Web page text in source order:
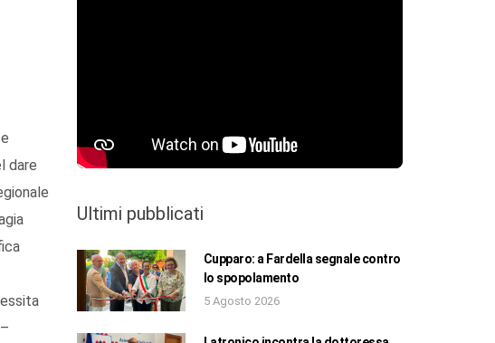
dare
Ultimi pubblicati
Cupparo: a Fardella segnale contro
lo spopolamento
5 Agosto 2026